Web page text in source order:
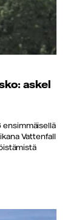
askel
Vattenfall